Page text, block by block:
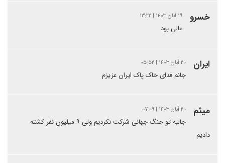
خسرو ۱۹ آبان ۱۴۰۳ | ۱۳:۲۲
عالی بود
ایران ۲۰ آبان ۱۴۰۳ | ۰۵:۵۲
جانم فدای خاک پاک ایران عزیزم
میثم ۲۰ آبان ۱۴۰۳ | ۰۷:۰۹
جالبه تو جنگ جهانی شرکت نکردیم ولی ۹ میلیون نفر کشته
دادیم